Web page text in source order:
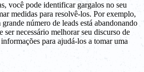
você pode identificar gargalos no seu
medidas para resolvê-los. Por exemplo,
número de leads está abandonando
ser necessário melhorar seu discurso de
para ajudá-los a tomar uma